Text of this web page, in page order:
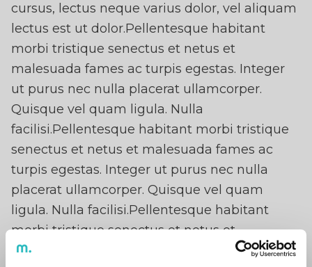
cursus, lectus neque varius dolor, vel aliquam
lectus est ut dolor.Pellentesque habitant
morbi tristique senectus et netus et
malesuada fames ac turpis egestas. Integer
ut purus nec nulla placerat ullamcorper.
Quisque vel quam ligula. Nulla
facilisi.Pellentesque habitant morbi tristique
senectus et netus et malesuada fames ac
turpis egestas. Integer ut purus nec nulla
placerat ullamcorper. Quisque vel quam
ligula. Nulla facilisi.Pellentesque habitant
morbi tristique senectus et netus et
malesuada fames ac turpis egestas. Integer